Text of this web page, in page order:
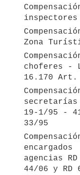
inspectores
Zona
choferes -
16.170 Art.
secretarías
19-1/95 -
33/95
encargados
agencias
44/06 y RD